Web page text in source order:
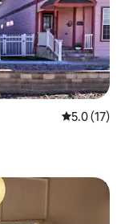
คะแนนเฉลี่ย
5.0 (17)